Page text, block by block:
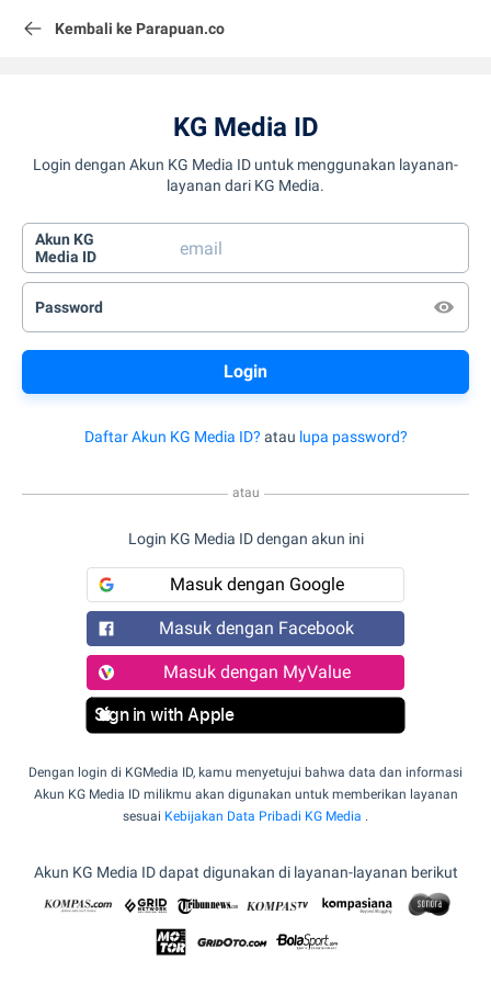
Kembali ke Parapuan.co
KG Media ID
Login dengan Akun KG Media ID untuk menggunakan layanan-
layanan dari KG Media.
Akun KG
Media ID
Password
Daftar Akun KG Media ID? atau lupa password?
atau
Login KG Media ID dengan akun ini
Masuk dengan Google
Masuk dengan Facebook
Masuk dengan MyValue
Sign in with Apple
Dengan login di KGMedia ID, kamu menyetujui bahwa data dan informasi
Akun KG Media ID milikmu akan digunakan untuk memberikan layanan
sesuai Kebijakan Data Pribadi KG Media .
Akun KG Media ID dapat digunakan di layanan-layanan berikut